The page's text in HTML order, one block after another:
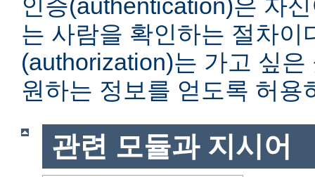
인증(authentication)은 자
는 사람을 확인하는 절차이
(authorization)는 가고 싶
원하는 정보를 얻도록 허용
관련 모듈과 지시어